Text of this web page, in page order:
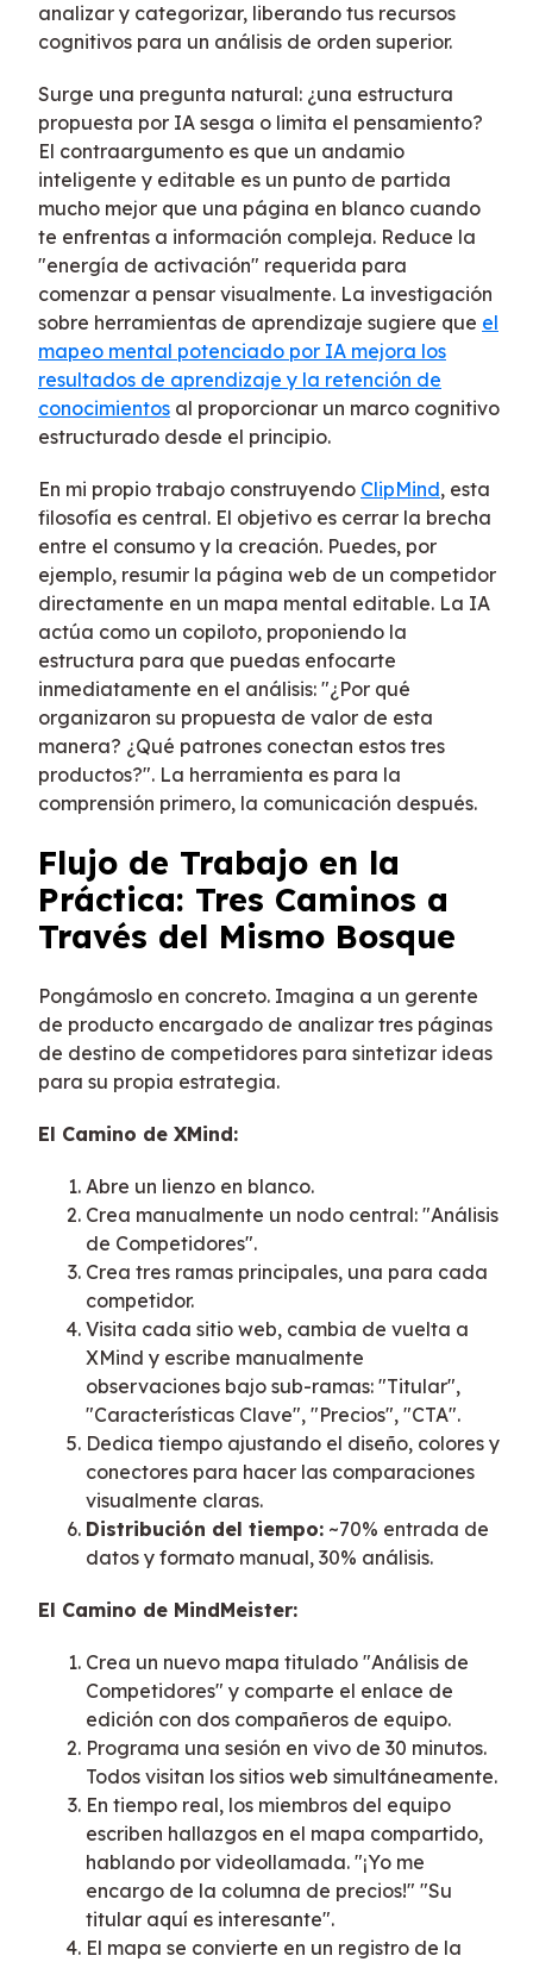
analizar y categorizar, liberando tus recursos
cognitivos para un análisis de orden superior.
Surge una pregunta natural: ¿una estructura
propuesta por IA sesga o limita el pensamiento?
El contraargumento es que un andamio
inteligente y editable es un punto de partida
mucho mejor que una página en blanco cuando
te enfrentas a información compleja. Reduce la
"energía de activación" requerida para
comenzar a pensar visualmente. La investigación
sobre herramientas de aprendizaje sugiere que el
mapeo mental potenciado por IA mejora los
resultados de aprendizaje y la retención de
conocimientos al proporcionar un marco cognitivo
estructurado desde el principio.
En mi propio trabajo construyendo ClipMind, esta
filosofía es central. El objetivo es cerrar la brecha
entre el consumo y la creación. Puedes, por
ejemplo, resumir la página web de un competidor
directamente en un mapa mental editable. La IA
actúa como un copiloto, proponiendo la
estructura para que puedas enfocarte
inmediatamente en el análisis: "¿Por qué
organizaron su propuesta de valor de esta
manera? ¿Qué patrones conectan estos tres
productos?". La herramienta es para la
comprensión primero, la comunicación después.
Flujo de Trabajo en la
Práctica: Tres Caminos a
Través del Mismo Bosque
Pongámoslo en concreto. Imagina a un gerente
de producto encargado de analizar tres páginas
de destino de competidores para sintetizar ideas
para su propia estrategia.
El Camino de XMind:
Abre un lienzo en blanco.
Crea manualmente un nodo central: "Análisis
de Competidores".
Crea tres ramas principales, una para cada
competidor.
Visita cada sitio web, cambia de vuelta a
XMind y escribe manualmente
observaciones bajo sub-ramas: "Titular",
"Características Clave", "Precios", "CTA".
Dedica tiempo ajustando el diseño, colores y
conectores para hacer las comparaciones
visualmente claras.
Distribución del tiempo: ~70% entrada de
datos y formato manual, 30% análisis.
El Camino de MindMeister:
Crea un nuevo mapa titulado "Análisis de
Competidores" y comparte el enlace de
edición con dos compañeros de equipo.
Programa una sesión en vivo de 30 minutos.
Todos visitan los sitios web simultáneamente.
En tiempo real, los miembros del equipo
escriben hallazgos en el mapa compartido,
hablando por videollamada. "¡Yo me
encargo de la columna de precios!" "Su
titular aquí es interesante".
El mapa se convierte en un registro de la